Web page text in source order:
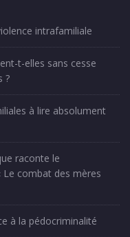
intrafamiliale
t-elles sans cesse
?
à lire absolument
raconte le
Le combat des mères
à la pédocriminalité